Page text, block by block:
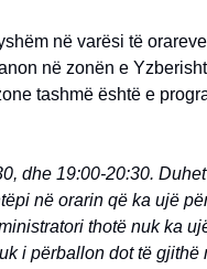
në varësi të
në zonën e
tashmë është e
dhe 19:00-20:30.
në orarin që ka ujë
thotë nuk ka
i përballon dot të gjithë